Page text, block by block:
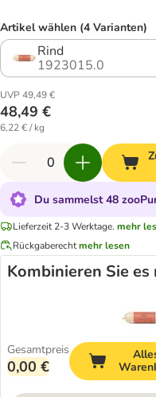
Artikel wählen (4 Varianten)
Rind
1923015.0
UVP 49,49 €
48,49 €
6,22 € / kg
Du sammelst 48
Lieferzeit 2-3 Werktage. mehr
Rückgaberechtmehr lesen
Kombinieren Sie es
Gesamtpreis
0,00 €